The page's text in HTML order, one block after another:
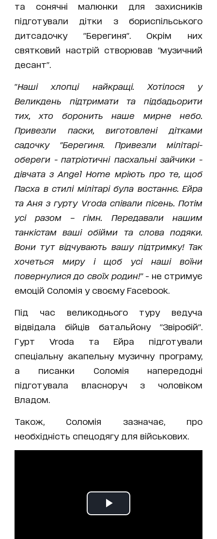
та сонячні малюнки для захисників
підготували дітки з бориспільського
дитсадочку "Берегиня". Окрім них
святковий настрій створював "музичний
десант".
"Наші хлопці найкращі. Хотілося у
Великдень підтримати та підбадьорити
тих, хто боронить наше мирне небо.
Привезли паски, виготовлені дітками
садочку "Берегиня. Привезли мілітарі-
обереги - патріотичні пасхальні зайчики -
дівчата з Angel Home мріють про те, щоб
Пасха в стилі мілітарі була востаннє. Ейра
та Аня з гурту Vroda співали пісень. Потім
усі разом – гімн. Передавали нашим
танкістам ваші обійми та слова подяки.
Вони тут відчувають вашу підтримку! Так
хочеться миру і щоб усі наші воїни
повернулися до своїх родин!" - не стримує
емоцій Соломія у своєму Facebook.
Під час великоднього туру ведуча
відвідала бійців батальйону "Звіробій".
Гурт Vroda та Ейра підготували
спеціальну акапельну музичну програму,
а писанки Соломія напередодні
підготувала власноруч з чоловіком
Владом.
Також, Соломія зазначає, про
необхідність спецодягу для військових.